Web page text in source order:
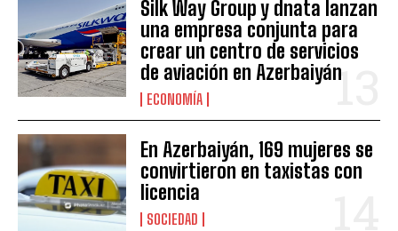
Silk Way Group y dnata lanzan
una empresa conjunta para
crear un centro de servicios
de aviación en Azerbaiyán
ECONOMÍA
En Azerbaiyán, 169 mujeres se
convirtieron en taxistas con
licencia
SOCIEDAD